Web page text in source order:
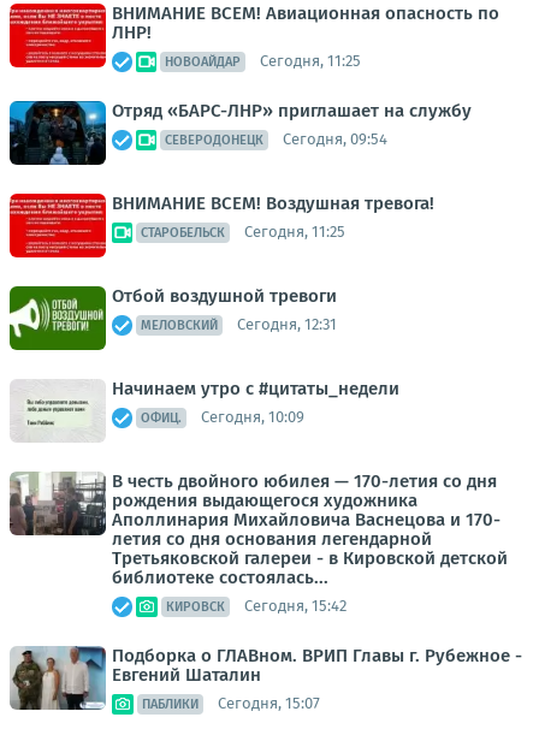
ВНИМАНИЕ ВСЕМ! Авиационная опасность по
ЛНР!
НОВОАЙДАР Сегодня, 11:25
Отряд «БАРС-ЛНР» приглашает на службу
СЕВЕРОДОНЕЦК Сегодня, 09:54
ВНИМАНИЕ ВСЕМ! Воздушная тревога!
СТАРОБЕЛЬСК Сегодня, 11:25
Отбой воздушной тревоги
МЕЛОВСКИЙ Сегодня, 12:31
Начинаем утро с #цитаты_недели
ОФИЦ. Сегодня, 10:09
В честь двойного юбилея — 170-летия со дня
рождения выдающегося художника
Аполлинария Михайловича Васнецова и 170-
летия со дня основания легендарной
Третьяковской галереи - в Кировской детской
библиотеке состоялась...
КИРОВСК Сегодня, 15:42
Подборка о ГЛАВном. ВРИП Главы г. Рубежное -
Евгений Шаталин
ПАБЛИКИ Сегодня, 15:07